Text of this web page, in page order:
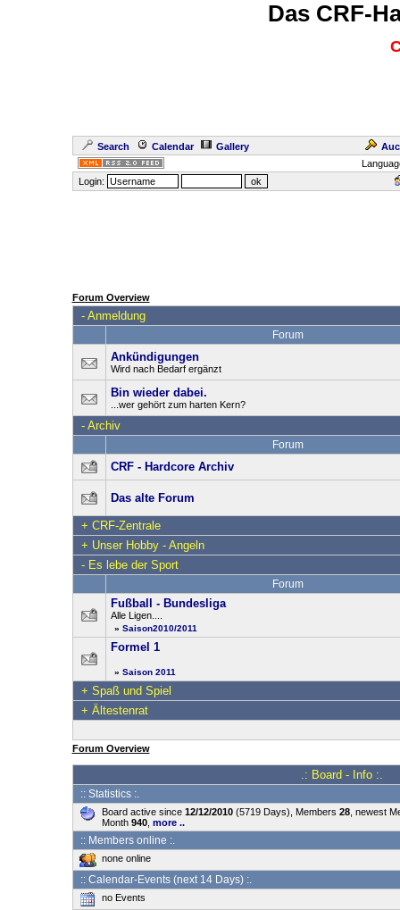
Das CRF-
Search Calendar Gallery
Login:
Forum Overview
- Anmeldung
Forum
Ankündigungen
Wird nach Bedarf ergänzt
Bin wieder dabei.
...wer gehört zum harten Kern?
- Archiv
Forum
CRF - Hardcore Archiv
Das alte Forum
+ CRF-Zentrale
+ Unser Hobby - Angeln
- Es lebe der Sport
Forum
Fußball - Bundesliga
Alle Ligen....
» Saison2010/2011
Formel 1
» Saison 2011
+ Spaß und Spiel
+ Ältestenrat
Forum Overview
.: Board - Info :.
:: Statistics :.
Board active since 12/12/2010(5719 Days), Members 28, newest
Month 940, more ..
:: Members online :.
none online
:: Calendar-Events (next 14 Days) :.
no Events